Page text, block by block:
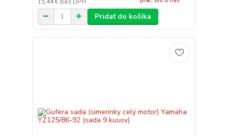
Pridať do košíka